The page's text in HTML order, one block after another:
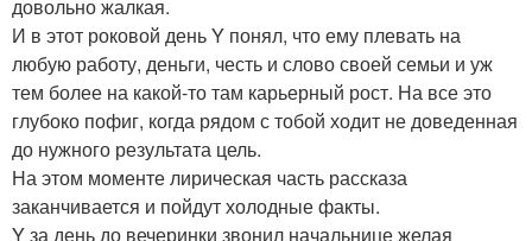
довольно жалкая.
И в этот роковой день Y понял, что ему плевать на
любую работу, деньги, честь и слово своей семьи и уж
тем более на какой-то там карьерный рост. На все это
глубоко пофиг, когда рядом с тобой ходит не доведенная
до нужного результата цель.
На этом моменте лирическая часть рассказа
заканчивается и пойдут холодные факты.
Y за день до вечеринки звонил начальнице желая